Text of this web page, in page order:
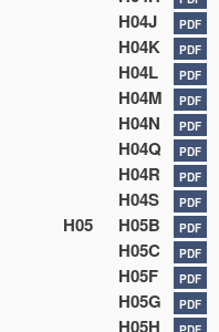
H04J PDF
H04K PDF
H04L PDF
H04M PDF
H04N PDF
H04Q PDF
H04R PDF
H04S PDF
H05 H05B PDF
H05C PDF
H05F PDF
H05G PDF
H05H